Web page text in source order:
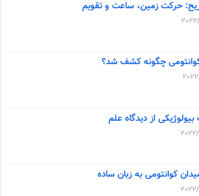
حرکت زمین، ساعت و تقویم
چگونه کشف شد؟
از دیدگاه علم
کوانتومی به زبان ساده